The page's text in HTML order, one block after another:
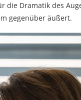
die Dramatik des
gegenüber äußert.